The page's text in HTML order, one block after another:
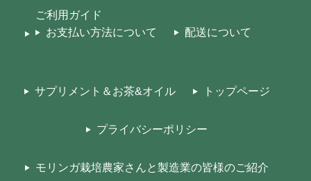
ご利用ガイド
お支払い方法について
配送について
サプリメント＆お茶&オイル トップページ
プライバシーポリシー
モリンガ栽培農家さんと製造業の皆様のご紹介